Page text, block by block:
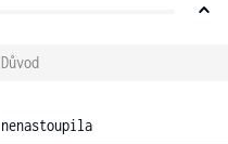
Důvod
nenastoupila